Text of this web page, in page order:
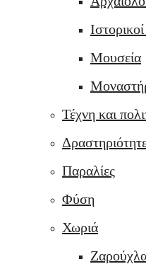
Μουσεία
Τέχνη και
Παραλίες
Φύση
Χωριά